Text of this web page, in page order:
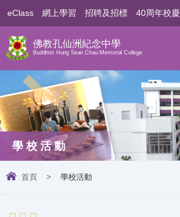
佛教孔仙洲紀念中學
Buddhist Hung Sean Chau Memorial College
eClass 網上學習 招聘及招標 40周年校慶
學校活動
首頁 > 學校活動